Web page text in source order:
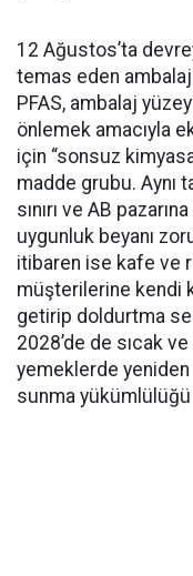
12 Ağustos’ta
temas eden
PFAS, ambalaj
önlemek amacıyla
için “sonsuz
madde grubu. Aynı
sınırı ve AB
uygunluk beyanı
itibaren ise kafe ve
müşterilerine kendi
getirip doldurtma
2028’de de sıcak
yemeklerde
sunma